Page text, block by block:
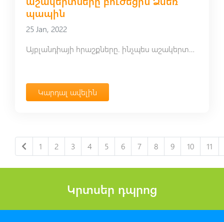
պապին
25 Jan, 2022
Այբլանդիայի հրաշքները. ինչպես աշակերտները բուժեցին Ձմեռ պապին
Կարդալ ավելին
1 2 3 4 5 6 7 8 9 10 11
Կրտսեր դպրոց